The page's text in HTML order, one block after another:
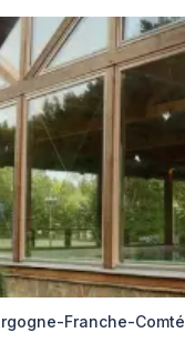
Franche-Comté